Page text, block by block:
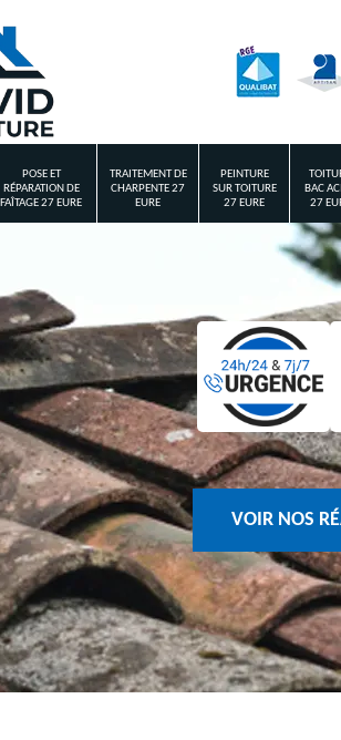
POSE ET
RÉPARATION DE
FAÎTAGE 27 EURE
TRAITEMENT DE
CHARPENTE 27
EURE
PEINTURE
SUR TOITURE
27 EURE
BAC
27
VOIR NOS